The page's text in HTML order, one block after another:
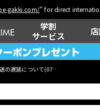
gakki.com/" for direct
学割
サービス
の遅延について(07月29日